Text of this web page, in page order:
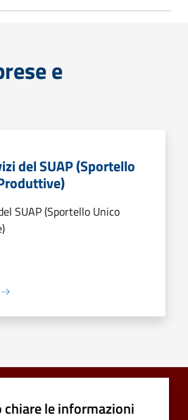
e
del SUAP (Sportello
SUAP (Sportello Unico
chiare le informazioni